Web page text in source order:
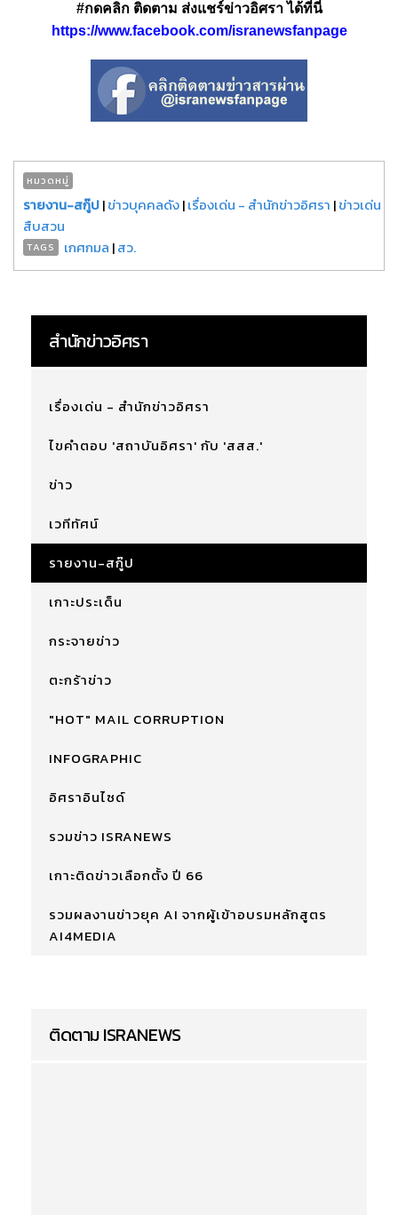
#กดคลิก ติดตาม ส่งแชร์ข่าวอิศรา ได้ที่นี่
https://www.facebook.com/isranewsfanpage
หมวดหมู่
รายงาน-สกู๊ป|ข่าวบุคคลดัง|เรื่องเด่น - สำนักข่าวอิศรา |ข่าวเด่น
สืบสวน
TAGS เกศกมล |สว.
สำนักข่าวอิศรา
เรื่องเด่น - สำนักข่าวอิศรา
ไขคำตอบ 'สถาบันอิศรา' กับ 'สสส.'
ข่าว
เวทีทัศน์
รายงาน-สกู๊ป
เกาะประเด็น
กระจายข่าว
ตะกร้าข่าว
"HOT" MAIL CORRUPTION
INFOGRAPHIC
อิศราอินไซด์
รวมข่าว ISRANEWS
เกาะติดข่าวเลือกตั้ง ปี 66
รวมผลงานข่าวยุค AI จากผู้เข้าอบรมหลักสูตร
AI4MEDIA
ติดตาม ISRANEWS